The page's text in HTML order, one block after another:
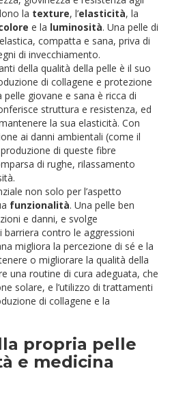
la texture, l’elasticità, la
e la luminosità. Una pelle di
compatta e sana, priva di
di invecchiamento.
della qualità della pelle è il suo
di collagene e protezione
giovane e sana è ricca di
struttura e resistenza, ed
la sua elasticità. Con
ai danni ambientali (come il
di queste fibre
di rughe, rilassamento
non solo per l’aspetto
funzionalità. Una pelle ben
e danni, e svolge
contro le aggressioni
migliora la percezione di sé e la
o migliorare la qualità della
una routine di cura adeguata, che
solare, e l’utilizzo di trattamenti
di collagene e la
propria pelle
e medicina